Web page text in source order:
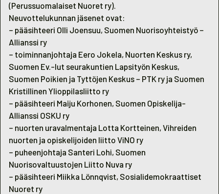
(Perussuomalaiset Nuoret ry).
Neuvottelukunnan jäsenet ovat:
– pääsihteeri Olli Joensuu, Suomen Nuorisoyhteistyö –
Allianssi ry
– toiminnanjohtaja Eero Jokela, Nuorten Keskus ry,
Suomen Ev.-lut seurakuntien Lapsityön Keskus,
Suomen Poikien ja Tyttöjen Keskus – PTK ry ja Suomen
Kristillinen Ylioppilasliitto ry
– pääsihteeri Maiju Korhonen, Suomen Opiskelija-
Allianssi OSKU ry
– nuorten uravalmentaja Lotta Kortteinen, Vihreiden
nuorten ja opiskelijoiden liitto ViNO ry
– puheenjohtaja Santeri Lohi, Suomen
Nuorisovaltuustojen Liitto Nuva ry
– pääsihteeri Miikka Lönnqvist, Sosialidemokraattiset
Nuoret ry